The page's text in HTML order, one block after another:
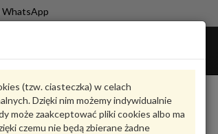
WhatsApp
(tzw. ciasteczka) w celach
Dzięki nim możemy indywidualnie
może zaakceptować pliki cookies albo ma
czemu nie będą zbierane żadne